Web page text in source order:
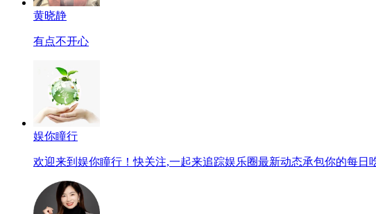
黄晓静
有点不开心
娱你瞳行
欢迎来到娱你瞳行！快关注,一起来追踪娱乐圈最新动态承包你的每日